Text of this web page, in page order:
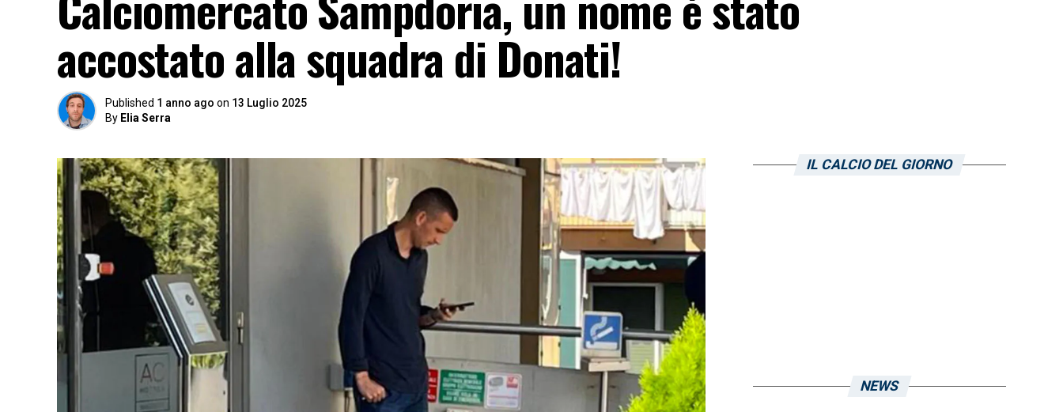
accostato alla squadra di Donati!
Published 1 anno ago on 13 Luglio 2025
By Elia Serra
IL CALCIO DEL GIORNO
NEWS